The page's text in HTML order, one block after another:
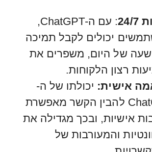
7
: עם ה-ChatGPT,
יכולים לקבל תמיכה
של היום, משפרים את
רצון הלקוחות.
אישית: יכולתו של ה-
ChatGPT להבין הקשר מאפשרת
אישיות, ובכך מגדילה את
והמעורבות של